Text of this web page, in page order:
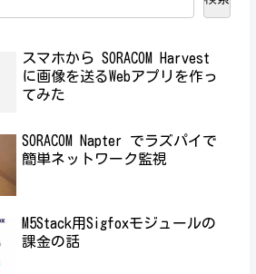
スマホから SORACOM Harvest
に画像を送るWebアプリを作っ
てみた
SORACOM Napter でラズパイで
簡単ネットワーク監視
M5Stack用Sigfoxモジュールの
課金の話